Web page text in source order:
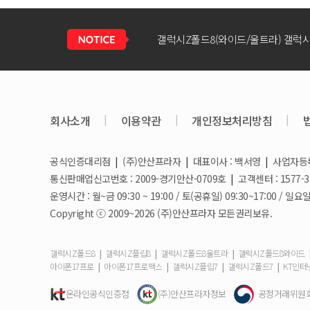
갤럭시S26 / 아이폰17e 공통지원금
갤럭시S26 사전예약 공지사항
회사소개 | 이용약관 | 개인정보처리방침 |
공식인증대리점 | (주)안산프라자 | 대표이사 : 백서영 | 사업자
통신판매업신고번호 : 2009-경기안산-0709호 | 고객센터 : 1577-
운영시간 : 월~금 09:30 ~ 19:00 / 토(공휴일) 09:30~17:00 / 일요
Copyright ⓒ 2009~2026 (주)안산프라자 모든권리보유.
갤럭시Z폴드8 | 갤럭시Z플립8 | 갤럭시Z폴드8울트라 | 갤럭시Z폴드8와이드
아이폰17프로 | 아이폰17프로맥스 | 갤럭시Z플립7 | 갤럭시Z폴드7 | KT인터
온라인공식인증점 (주)안산프라자정보 공정거래위원